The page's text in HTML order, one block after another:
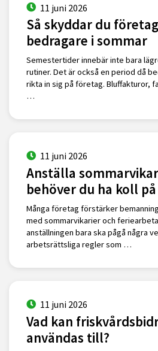
11 juni 2026
Så skyddar du
bedragare i sommar
Semestertider innebär inte bara
rutiner. Det är också en period då
rikta in sig på företag. Bluffakturor,
…
11 juni 2026
Anställa
behöver du ha koll på
Många företag förstärker
med sommarvikarier och
anställningen bara ska pågå några
arbetsrättsliga regler som …
11 juni 2026
Vad kan
användas till?